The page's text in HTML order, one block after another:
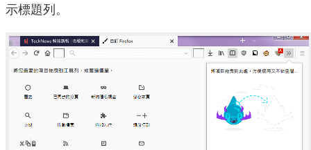
示標題列。